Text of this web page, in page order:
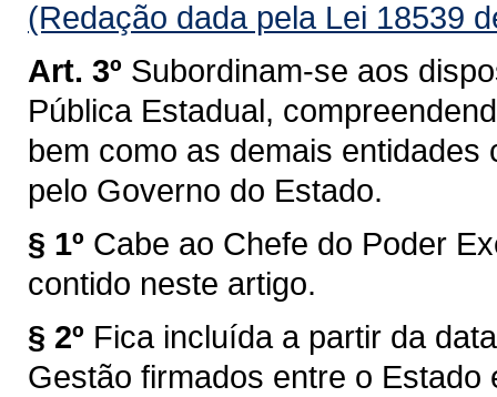
(Redação dada pela Lei 18539
Art. 3º Subordinam-se aos
Pública Estadual,
bem como as demais
pelo Governo do Estado.
§ 1º Cabe ao Chefe do Poder
contido neste artigo.
§ 2º Fica incluída a partir da
Gestão firmados entre o